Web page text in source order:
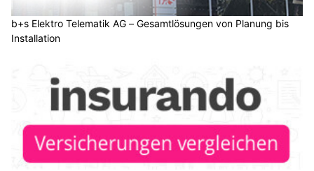
b+s Elektro Telematik AG – Gesamtlösungen von Planung bis
Installation